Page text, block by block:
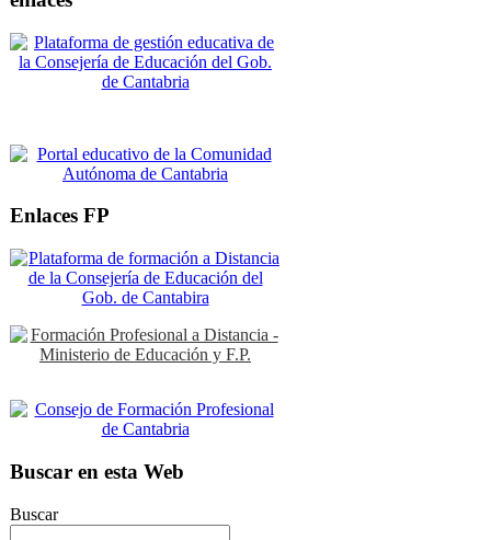
Enlaces FP
Buscar en esta Web
Buscar